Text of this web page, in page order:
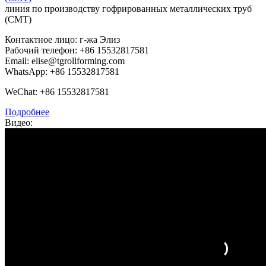
линия по производству гофрированных металлических труб
(СМТ)
Контактное лицо: г-жа Элиз
Рабочий телефон: +86 15532817581
Email: elise@tgrollforming.com
WhatsApp: +86 15532817581
WeChat: +86 15532817581
Подробнее
Видео: